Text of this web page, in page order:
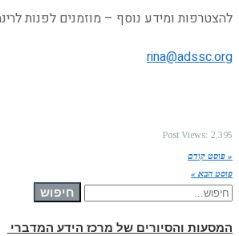
להצטרפות ומידע נוסף – מוזמנים לפנות
rina@adssc.org
Post Views: 2,395
« פוסט קודם
פוסט הבא »
חיפוש עבור: חיפוש
המסעות והסיורים של מרכז הידע המדברי